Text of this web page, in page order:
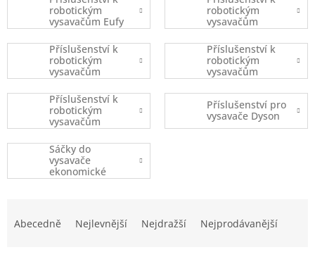
robotickým
vysavačům Eufy
Robovac
robotickým
vysavačům
iRobot
Příslušenství k
robotickým
vysavačům
Xiaomi
Příslušenství k
robotickým
vysavačům
Ecovacs
Příslušenství k
robotickým
vysavačům
(ostatní značky)
Příslušenství pro
vysavače Dyson
Sáčky do
vysavače
ekonomické
balení
Abecedně Nejlevnější Nejdražší Nejprodávanější